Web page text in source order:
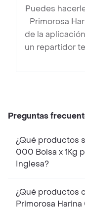
Puedes
Primorosa
de la
un repartidor
Preguntas
¿Qué productos
000 Bolsa x 1Kg
Inglesa?
¿Qué productos
Primorosa